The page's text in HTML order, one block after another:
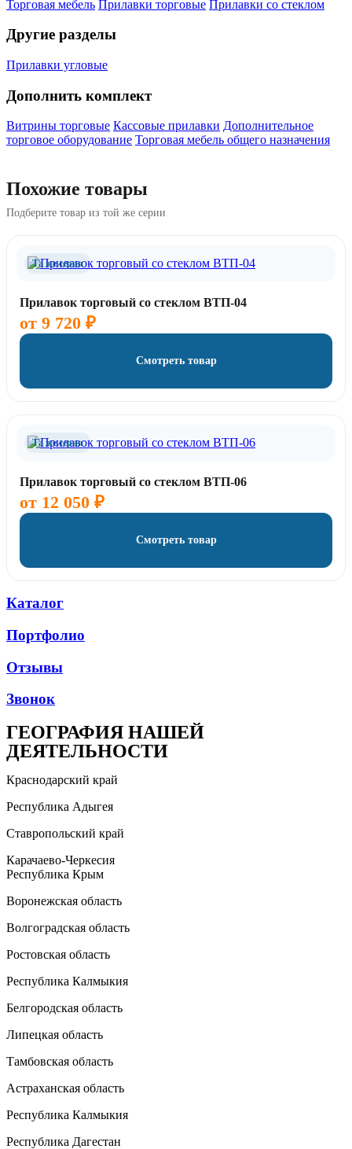
Торговая мебель Прилавки торговые Прилавки со стеклом
Другие разделы
Прилавки угловые
Дополнить комплект
Витрины торговые Кассовые прилавки Дополнительное
торговое оборудование Торговая мебель общего назначения
Похожие товары
Подберите товар из той же серии
Та же серия
Прилавок торговый со стеклом ВТП-04
от 9 720 ₽
Смотреть товар
Та же серия
Прилавок торговый со стеклом ВТП-06
от 12 050 ₽
Смотреть товар
Каталог
Портфолио
Отзывы
Звонок
ГЕОГРАФИЯ НАШЕЙ
ДЕЯТЕЛЬНОСТИ
Краснодарский край
Республика Адыгея
Ставропольский край
Карачаево-Черкесия
Республика Крым
Воронежская область
Волгоградская область
Ростовская область
Республика Калмыкия
Белгородская область
Липецкая область
Тамбовская область
Астраханская область
Республика Калмыкия
Республика Дагестан